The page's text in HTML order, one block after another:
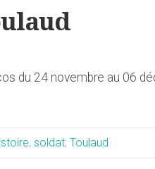
du 24 novembre au 06
, soldat, Toulaud